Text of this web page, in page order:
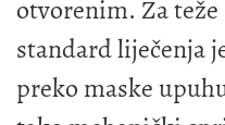
otvorenim. Za
standard liječenja
preko maske